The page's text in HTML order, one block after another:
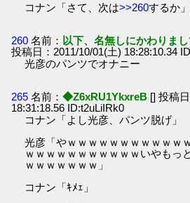
コナン「さて、次は>>260するか」
260 名前： 以下、名無しにかわりま
投稿日：2011/10/01(土) 18:28:10.34
光彦のパンツでオナニー
265 名前：◆Z6xRU1YkxreB [] 投稿
18:31:18.56 ID:t2uLiIRk0
コナン「よし光彦、パンツ脱げ」
光彦「やｗｗｗｗｗｗｗｗｗｗｗ
ｗｗｗｗｗｗｗｗｗｗｗいやもっ
ｗｗｗｗｗｗｗ」
コナン「ｷﾒｪ」